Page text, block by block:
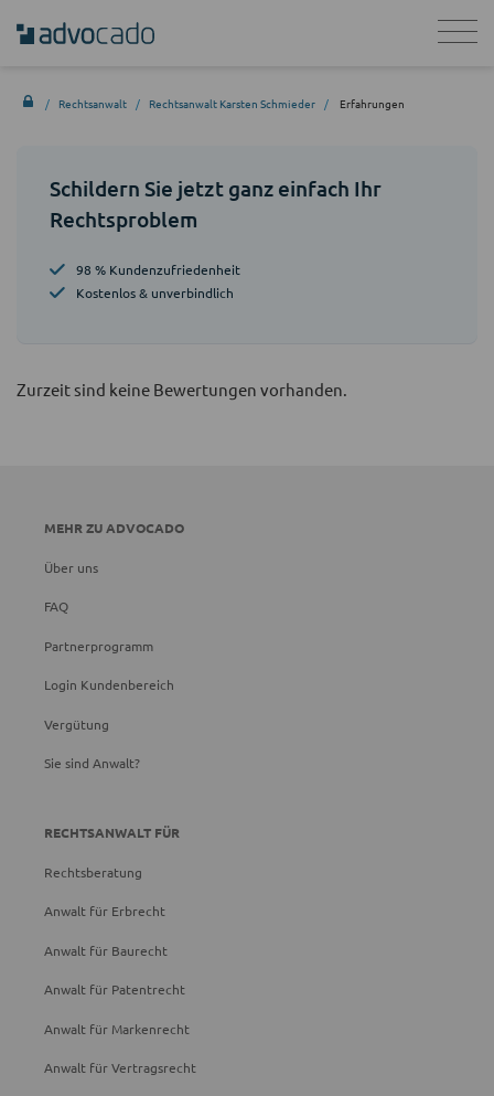
Rechtsanwalt Rechtsanwalt Karsten Schmieder Erfahrungen
Schildern Sie jetzt ganz einfach Ihr
Rechtsproblem
98 % Kundenzufriedenheit
Kostenlos & unverbindlich
Zurzeit sind keine Bewertungen vorhanden.
MEHR ZU ADVOCADO
Über uns
FAQ
Partnerprogramm
Login Kundenbereich
Vergütung
Sie sind Anwalt?
RECHTSANWALT FÜR
Rechtsberatung
Anwalt für Erbrecht
Anwalt für Baurecht
Anwalt für Patentrecht
Anwalt für Markenrecht
Anwalt für Vertragsrecht